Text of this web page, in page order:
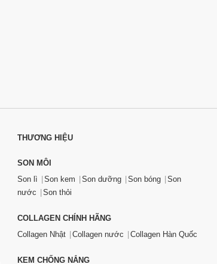
THƯƠNG HIỆU
SON MÔI
Son lì
Son kem Son dưỡng Son bóng
Son
nước
Son thỏi
COLLAGEN CHÍNH HÃNG
Collagen Nhật
Collagen nước Collagen Hàn Quốc
KEM CHỐNG NẮNG